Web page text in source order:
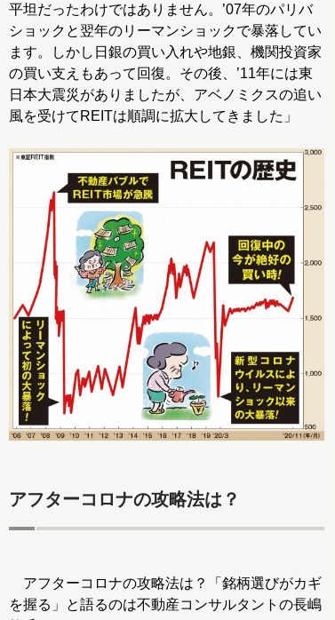
平坦だったわけではありません。’07年のパリバ
ショックと翌年のリーマンショックで暴落してい
ます。しかし日銀の買い入れや地銀、機関投資家
の買い支えもあって回復。その後、’11年には東
日本大震災がありましたが、アベノミクスの追い
風を受けてREITは順調に拡大してきました」
アフターコロナの攻略法は？
アフターコロナの攻略法は？「銘柄選びがカギ
を握る」と語るのは不動産コンサルタントの長嶋